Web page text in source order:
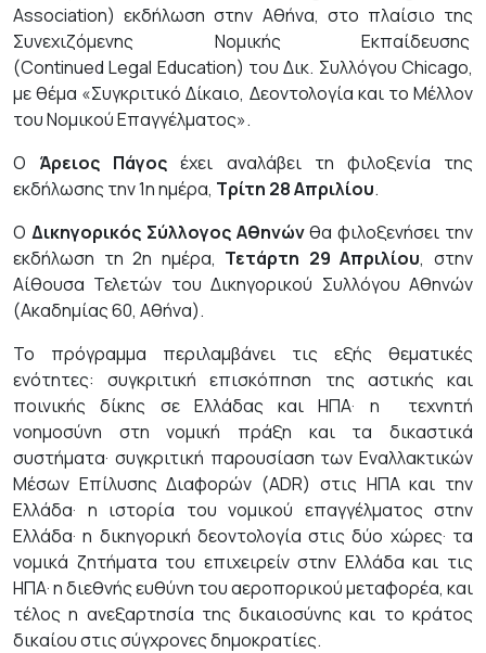
Association) εκδήλωση στην Αθήνα, στο πλαίσιο της
Συνεχιζόμενης Νομικής Εκπαίδευσης
(Continued Legal Education) του Δικ. ΣυλλόγουChicago,
με θέμα «Συγκριτικό Δίκαιο, Δεοντολογία και το Μέλλον
του Νομικού Επαγγέλματος».
Ο Άρειος Πάγος έχει αναλάβει τη φιλοξενία της
εκδήλωσης την 1η ημέρα, Τρίτη 28 Απριλίου.
Ο Δικηγορικός Σύλλογος Αθηνώνθα φιλοξενήσει την
εκδήλωση τη 2η ημέρα, Τετάρτη 29 Απριλίου, στην
Αίθουσα Τελετών του Δικηγορικού Συλλόγου Αθηνών
(Ακαδημίας 60, Αθήνα).
Το πρόγραμμα περιλαμβάνει τις εξής θεματικές
ενότητες: συγκριτική επισκόπηση της αστικής και
ποινικής δίκης σε Ελλάδας και ΗΠΑ· η
τεχνητή
νοημοσύνη στη νομική πράξη και τα δικαστικά
συστήματα· συγκριτική παρουσίαση των Εναλλακτικών
Μέσων Επίλυσης Διαφορών (ADR) στις ΗΠΑ και την
Ελλάδα· η ιστορία του νομικού επαγγέλματος στην
Ελλάδα· η δικηγορική δεοντολογία στις δύο χώρες· τα
νομικά ζητήματα του επιχειρείν στην Ελλάδα και τις
ΗΠΑ· η διεθνής ευθύνη του αεροπορικού μεταφορέα, και
τέλος η ανεξαρτησία της δικαιοσύνης και το κράτος
δικαίου στις σύγχρονες δημοκρατίες.